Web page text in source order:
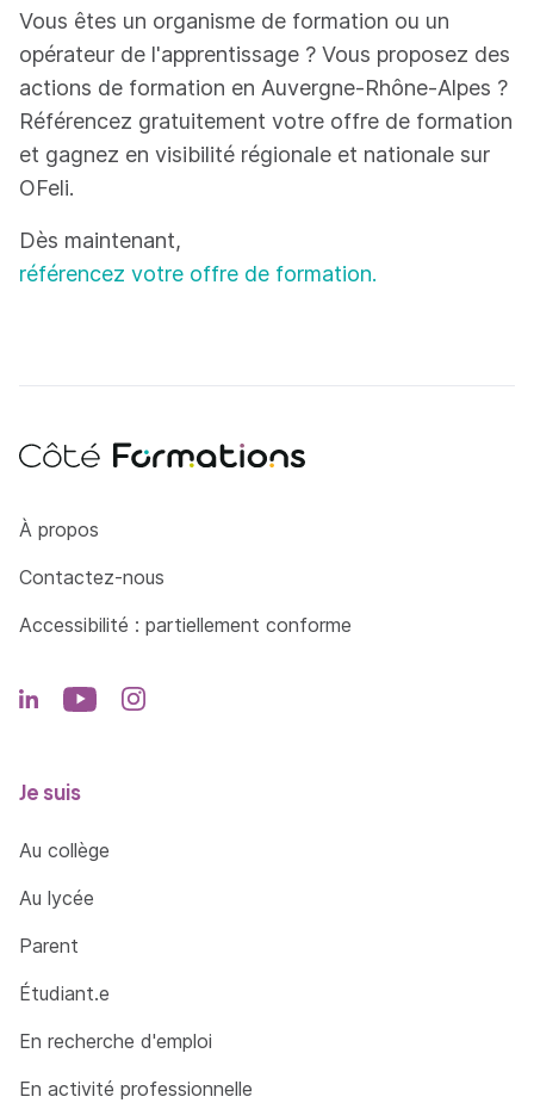
Vous êtes un organisme de formation ou un
opérateur de l'apprentissage ? Vous proposez des
actions de formation en Auvergne-Rhône-Alpes ?
Référencez gratuitement votre offre de formation
et gagnez en visibilité régionale et nationale sur
OFeli.
Dès maintenant,
référencez votre offre de formation.
Côté Formations
À propos
Contactez-nous
Accessibilité : partiellement conforme
Je suis
Au collège
Au lycée
Parent
Étudiant.e
En recherche d'emploi
En activité professionnelle